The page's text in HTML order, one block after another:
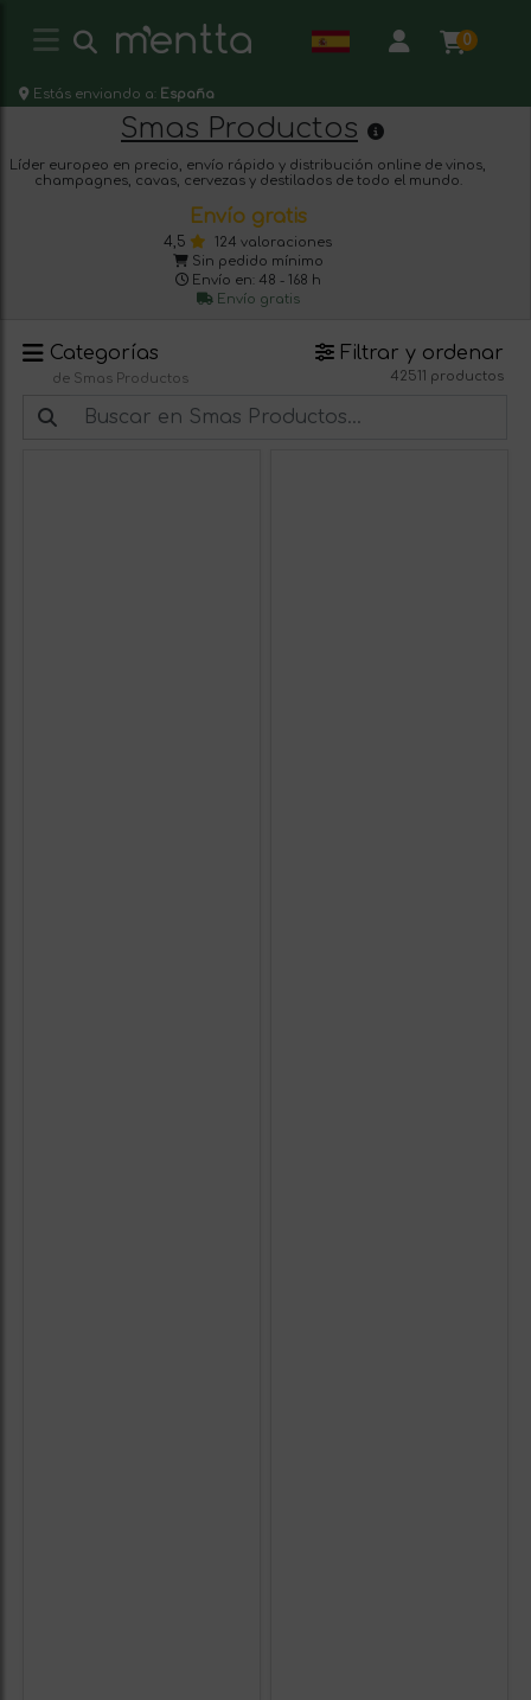
0
Estás enviando a: España
Smas Productos
Líder europeo en precio, envío rápido y distribución online de vinos,
champagnes, cavas, cervezas y destilados de todo el mundo.
Envío gratis
4,5
124 valoraciones
Sin pedido mínimo
Envío en: 48 - 168 h
Envío gratis
Categorías
de Smas Productos
Filtrar y ordenar
42511 productos